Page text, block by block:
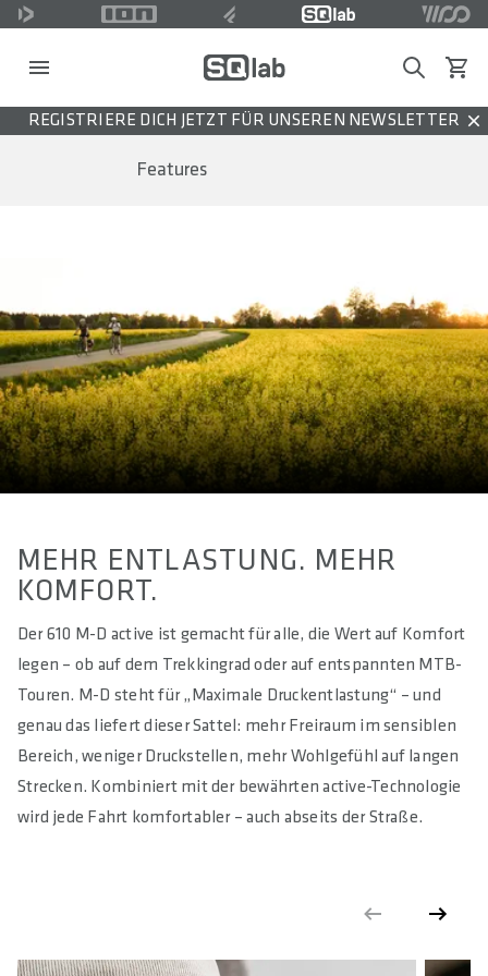
Search
REGISTRIERE DICH JETZT FÜR UNSEREN NEWSLETTER
Features
MEHR ENTLASTUNG. MEHR
KOMFORT.
Der 610 M-D active ist gemacht für alle, die Wert auf Komfort
legen – ob auf dem Trekkingrad oder auf entspannten MTB-
Touren. M-D steht für „Maximale Druckentlastung“ – und
genau das liefert dieser Sattel: mehr Freiraum im sensiblen
Bereich, weniger Druckstellen, mehr Wohlgefühl auf langen
Strecken. Kombiniert mit der bewährten active-Technologie
wird jede Fahrt komfortabler – auch abseits der Straße.